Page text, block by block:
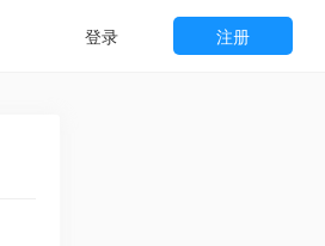
登录 注册